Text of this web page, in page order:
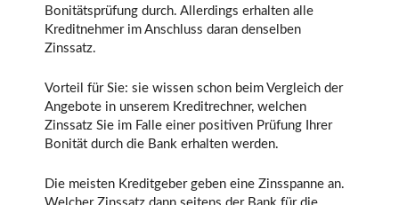
Bonitätsprüfung durch. Allerdings erhalten alle
Kreditnehmer im Anschluss daran denselben
Zinssatz.
Vorteil für Sie: sie wissen schon beim Vergleich der
Angebote in unserem Kreditrechner, welchen
Zinssatz Sie im Falle einer positiven Prüfung Ihrer
Bonität durch die Bank erhalten werden.
Die meisten Kreditgeber geben eine Zinsspanne an.